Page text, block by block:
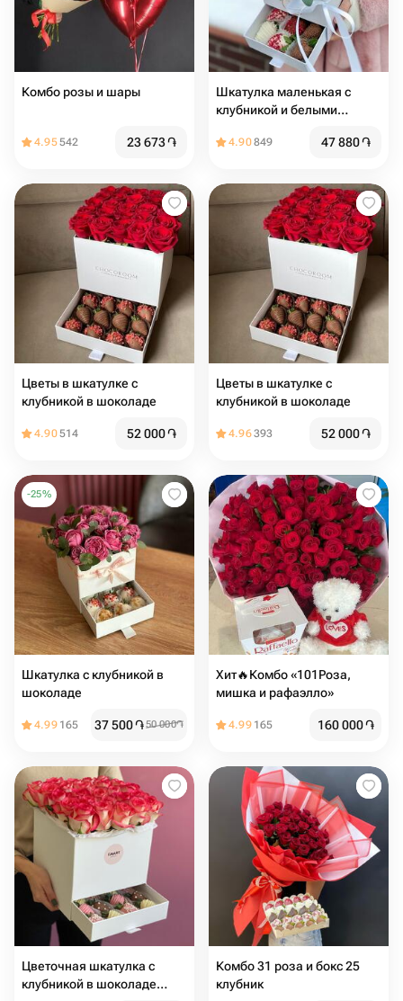
Комбо розы и шары
4.95542 23 673֏
Шкатулка маленькая с
клубникой и белыми
4.90849 47 880֏
Цветы в шкатулке с
клубникой в шоколаде
4.90514 52 000֏
Цветы в шкатулке с
клубникой в шоколаде
4.96393 52 000֏
-25%
Шкатулка с клубникой в
шоколаде
4.99 165 37 500֏50 000֏
Хит🔥Комбо «101Роза,
мишка и рафаэлло»
4.99 165 160 000֏
Цветочная шкатулка с
клубникой в шоколаде
Комбо 31 роза и бокс 25
клубник